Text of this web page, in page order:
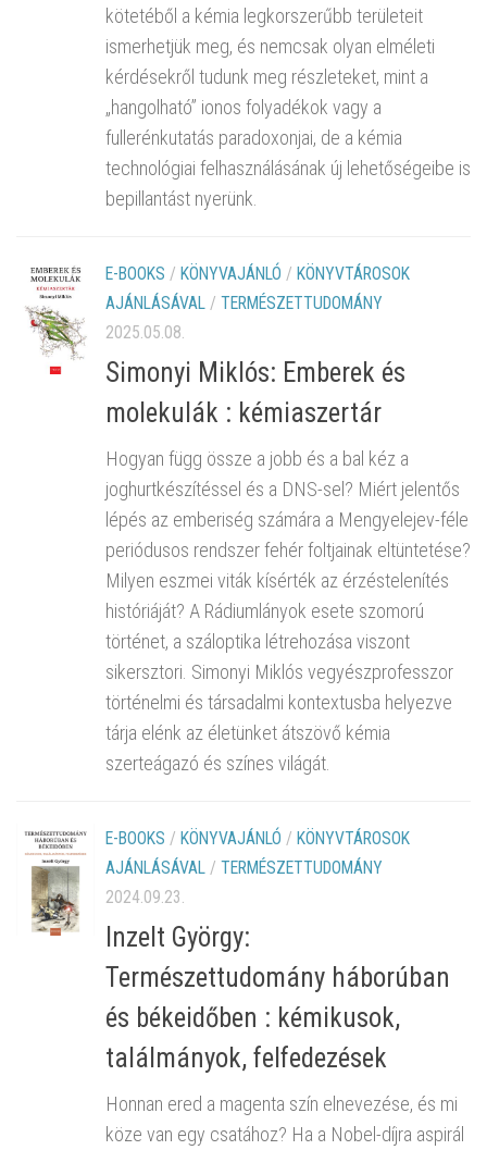
kötetéből a kémia legkorszerűbb területeit
ismerhetjük meg, és nemcsak olyan elméleti
kérdésekről tudunk meg részleteket, mint a
„hangolható” ionos folyadékok vagy a
fullerénkutatás paradoxonjai, de a kémia
technológiai felhasználásának új lehetőségeibe is
bepillantást nyerünk.
E-BOOKS / KÖNYVAJÁNLÓ / KÖNYVTÁROSOK
AJÁNLÁSÁVAL / TERMÉSZETTUDOMÁNY
2025.05.08.
Simonyi Miklós: Emberek és
molekulák : kémiaszertár
Hogyan függ össze a jobb és a bal kéz a
joghurtkészítéssel és a DNS-sel? Miért jelentős
lépés az emberiség számára a Mengyelejev-féle
periódusos rendszer fehér foltjainak eltüntetése?
Milyen eszmei viták kísérték az érzéstelenítés
históriáját? A Rádiumlányok esete szomorú
történet, a száloptika létrehozása viszont
sikersztori. Simonyi Miklós vegyészprofesszor
történelmi és társadalmi kontextusba helyezve
tárja elénk az életünket átszövő kémia
szerteágazó és színes világát.
E-BOOKS / KÖNYVAJÁNLÓ / KÖNYVTÁROSOK
AJÁNLÁSÁVAL / TERMÉSZETTUDOMÁNY
2024.09.23.
Inzelt György:
Természettudomány háborúban
és békeidőben : kémikusok,
találmányok, felfedezések
Honnan ered a magenta szín elnevezése, és mi
köze van egy csatához? Ha a Nobel-díjra aspirál